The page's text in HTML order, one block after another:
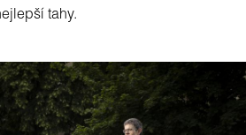
tahy.